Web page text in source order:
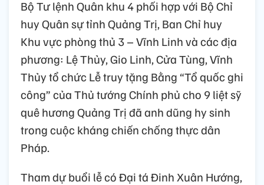
Bộ Tư lệnh Quân khu 4 phối hợp với Bộ Chỉ
huy Quân sự tỉnh Quảng Trị, Ban Chỉ huy
Khu vực phòng thủ 3 – Vĩnh Linh và các địa
phương: Lệ Thủy, Gio Linh, Cửa Tùng, Vĩnh
Thủy tổ chức Lễ truy tặng Bằng “Tổ quốc ghi
công” của Thủ tướng Chính phủ cho 9 liệt sỹ
quê hương Quảng Trị đã anh dũng hy sinh
trong cuộc kháng chiến chống thực dân
Pháp.
Tham dự buổi lễ có Đại tá Đinh Xuân Hướng,